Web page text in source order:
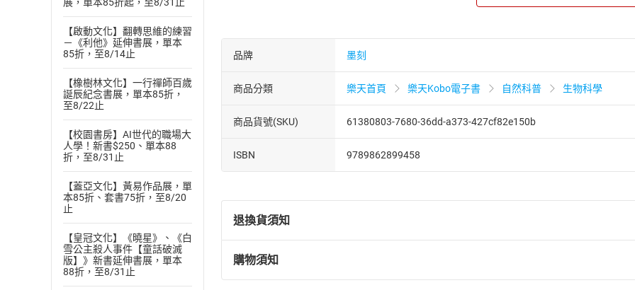
【啟動文化】翻轉思維的練習
－《利他》延伸書展，單本
85折，至8/14止
【橡樹林文化】一行禪師百歲
誕辰紀念書展，單本85折，
至8/22止
【校園書房】AI世代的職場大
人學！新書$250、單本88
折，至8/31止
【蓋亞文化】黃易作品展，單
本85折、套書75折，至8/20
止
【皇冠文化】《曉星》、《白
雪公主殺人事件【童話破滅
版】》新書延伸書展，單本
88折，至8/31止
．運送細胞與組織產生的代謝廢物，幫助我們對抗外來病毒的免疫系統
．負責過濾血液、代謝廢物的泌尿系統
．以達成繁衍後代為目的的生殖系統
不論透視線條、立體光影、擬真示意，書中每個跨頁都挾帶了藝術美感與醫療智
脈動收錄最新研究訊息，如新冠肺炎（COVID-19），為醫學專業的學生以及非醫
專業權威編撰ｘ精良圖片搭配的人體藝術解剖指南，
涵蓋切身感受、關乎每個人身體髮膚的最重要話題！
這是一本集結全球頂尖醫療精英、高階擬真透視繪圖團隊所製作的人體圖鑑百科
醫院的最高標準，無論是橫截面、透視面、立體模型圖、各角度視圖、圖表皆無可
不僅有上千張的圖例與全彩真實照片，更連結了毋遠弗屆的網路，提供讀者最擬真
@sciepro.official），讓讀者不僅能夠透過平面的文字與圖片感受身體的奧秘，更
【本書特色】
＊精準擬真透視彩繪技術，史上最美百科全書
品牌 墨刻
商品分類 樂天首頁 樂天Kobo電子書 自然科普 生物科學
商品貨號(SKU) 61380803-7680-36dd-a373-427cf82e150b
ISBN 9789862899458
退換貨須知
退換貨規定：
(一)依消費者保護法第19條第1項後段暨通訊交易解除權合理例外情事適用
購物須知